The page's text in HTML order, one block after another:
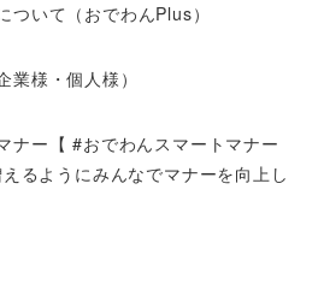
ついて（おでわんPlus）
様・個人様）
ナー【 #おでわんスマートマナー
るようにみんなでマナーを向上し